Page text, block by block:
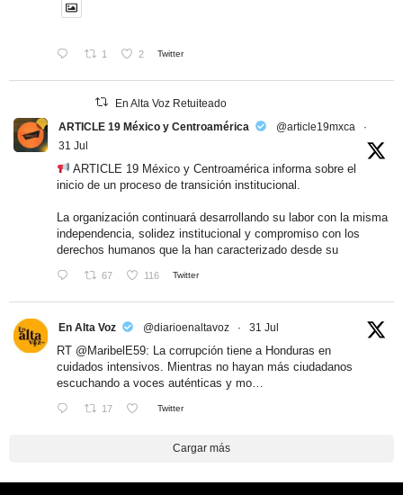
1 2 Twitter
En Alta Voz Retuiteado
ARTICLE 19 México y Centroamérica
@article19mxca
·
31 Jul
ARTICLE 19 México y Centroamérica informa sobre el
inicio de un proceso de transición institucional.
La organización continuará desarrollando su labor con la misma
independencia, solidez institucional y compromiso con los
derechos humanos que la han caracterizado desde su
67 116 Twitter
En Alta Voz @diarioenaltavoz · 31 Jul
RT @MaribelE59: La corrupción tiene a Honduras en
cuidados intensivos. Mientras no hayan más ciudadanos
escuchando a voces auténticas y mo…
17 Twitter
Cargar más